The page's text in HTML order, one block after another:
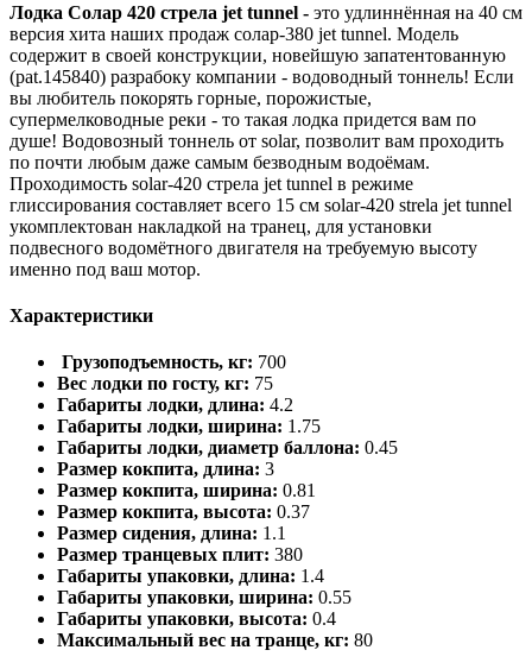
Лодка Солар 420 стрела jet tunnel - это удлиннённая на 40 см
версия хита наших продаж солар-380 jet tunnel. Модель
содержит в своей конструкции, новейшую запатентованную
(pat.145840) разрабоку компании - водоводный тоннель! Если
вы любитель покорять горные, порожистые,
супермелководные реки - то такая лодка придется вам по
душе! Водовозный тоннель от solar, позволит вам проходить
по почти любым даже самым безводным водоёмам.
Проходимость solar-420 стрела jet tunnel в режиме
глиссирования составляет всего 15 см solar-420 strela jet tunnel
укомплектован накладкой на транец, для установки
подвесного водомётного двигателя на требуемую высоту
именно под ваш мотор.
Характеристики
Грузоподъемность, кг: 700
Вес лодки по госту, кг: 75
Габариты лодки, длина: 4.2
Габариты лодки, ширина: 1.75
Габариты лодки, диаметр баллона: 0.45
Размер кокпита, длина: 3
Размер кокпита, ширина: 0.81
Размер кокпита, высота: 0.37
Размер сидения, длина: 1.1
Размер транцевых плит: 380
Габариты упаковки, длина: 1.4
Габариты упаковки, ширина: 0.55
Габариты упаковки, высота: 0.4
Максимальный вес на транце, кг: 80